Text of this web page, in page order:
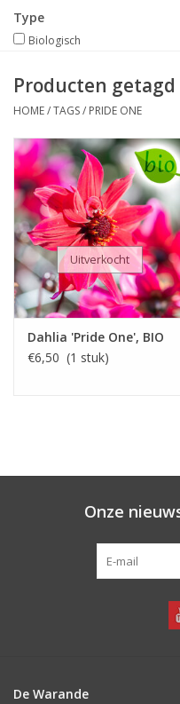
Nieuws
Type
Biologisch
Producten
HOME/TAGS/ PRIDE ONE
Uitverkocht
Dahlia 'Pride One', BIO
€6,50 (1 stuk)
Onze
De Warande